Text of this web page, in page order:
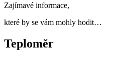
Zajímavé informace,
které by se vám mohly hodit…
Teploměr